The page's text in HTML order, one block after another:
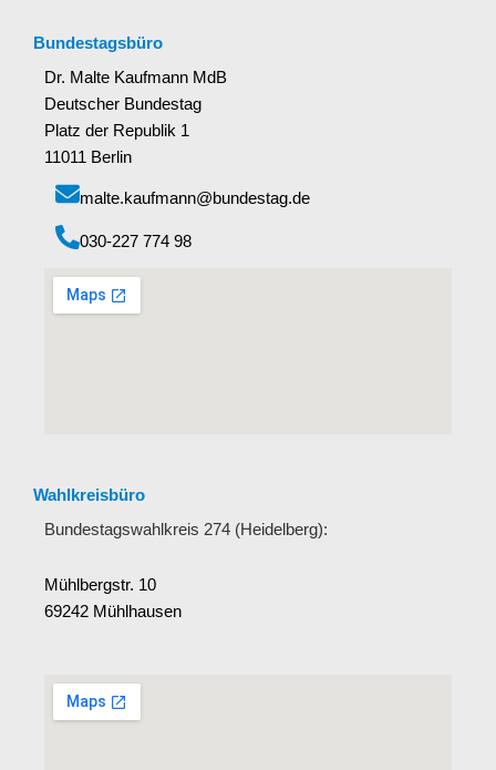
Bundestagsbüro
Dr. Malte Kaufmann MdB
Deutscher Bundestag
Platz der Republik 1
11011 Berlin
malte.kaufmann@bundestag.de
‭030-227 774 98‬
Wahlkreisbüro
Bundestagswahlkreis 274 (Heidelberg):
Mühlbergstr. 10
69242 Mühlhausen